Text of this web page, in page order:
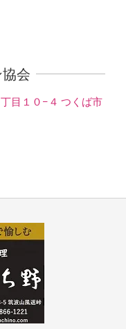
会
目１０−４ つくば市